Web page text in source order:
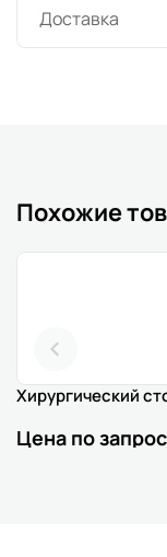
Доставка
Похожие
Хирургический
Цена по